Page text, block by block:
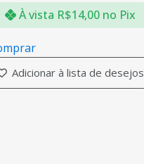
À vista R$14,00 no Pix
Adicionar à lista de desejos